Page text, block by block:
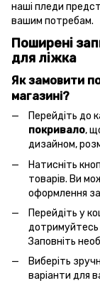
наші пледи
вашим потребам.
Поширені
для ліжка
Як замовити
магазині?
Перейдіть до
покривало,
дизайном,
Натисніть
товарів. Ви
оформлення
Перейдіть у
дотримуйтесь
Заповніть
Виберіть
варіанти для